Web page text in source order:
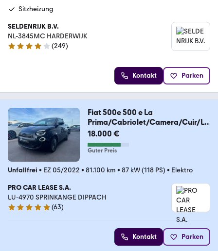
Sitzheizung
SELDENRIJK B.V.
NL-3845MC HARDERWIJK
3.8 Sterne
(249)
Kontakt Parken
Fiat 500e 500 e La
Prima/Cabriolet/Camera/Cuir/LE
D
18.000 €
Guter Preis
Unfallfrei • EZ 05/2022 • 81.100 km • 87 kW (118 PS) • Elektro
PRO CAR LEASE S.A.
LU-4970 SPRINKANGE DIPPACH
4.9 Sterne
(63)
Kontakt Parken